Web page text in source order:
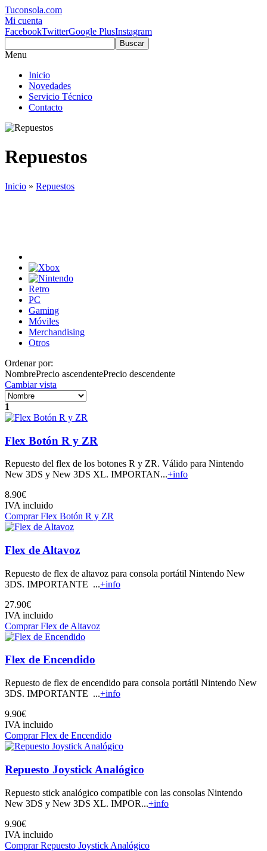
Tuconsola.com
Mi cuenta
FacebookTwitterGoogle PlusInstagram
Buscar
Menu
Inicio
Novedades
Servicio Técnico
Contacto
Repuestos
Inicio » Repuestos
Retro
PC
Gaming
Móviles
Merchandising
Otros
Ordenar por:
NombrePrecio ascendentePrecio descendente
Cambiar vista
1
Flex Botón R y ZR
Repuesto del flex de los botones R y ZR. Válido para Nintendo
New 3DS y New 3DS XL. IMPORTAN...+info
8.90€
IVA incluido
Comprar Flex Botón R y ZR
Flex de Altavoz
Repuesto de flex de altavoz para consola portátil Nintendo New
3DS. IMPORTANTE ...+info
27.90€
IVA incluido
Comprar Flex de Altavoz
Flex de Encendido
Repuesto de flex de encendido para consola portátil Nintendo New
3DS. IMPORTANTE ...+info
9.90€
IVA incluido
Comprar Flex de Encendido
Repuesto Joystick Analógico
Repuesto stick analógico compatible con las consolas Nintendo
New 3DS y New 3DS XL. IMPOR...+info
9.90€
IVA incluido
Comprar Repuesto Joystick Analógico